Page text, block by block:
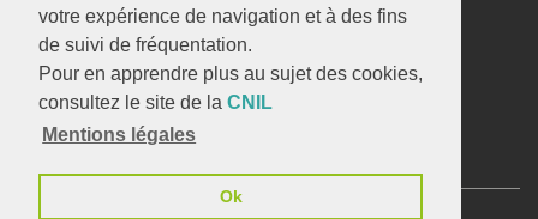
votre expérience de navigation et à des fins
de suivi de fréquentation.
Pour en apprendre plus au sujet des cookies,
consultez le site de la CNIL
Mentions légales
Ok
Abbaye Saint-Benoît d'En Calcat
1 avenue d'En Calcat
81110 DOURGNE
05 63 50 32 37
Le site de l'Abbaye d'En Calcat
Mentions légales